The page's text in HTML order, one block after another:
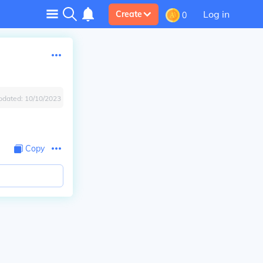
Create 0 Log in
10/10/2023
Copy